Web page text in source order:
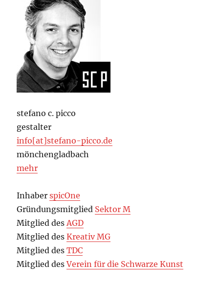
stefano c. picco
gestalter
info[at]stefano-picco.de
mönchengladbach
mehr
InhaberspicOne
Gründungsmitglied Sektor M
Mitglied desAGD
Mitglied desKreativ MG
Mitglied desTDC
Mitglied desVerein für die Schwarze Kunst